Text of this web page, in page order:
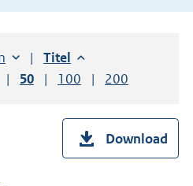
op:
aflopendSorteer op:
Titel aflopend
per pagina
resultaten per pagina
Toon
50 resultaten per pagina
Toon
100 resultaten per
Toon
200
Download